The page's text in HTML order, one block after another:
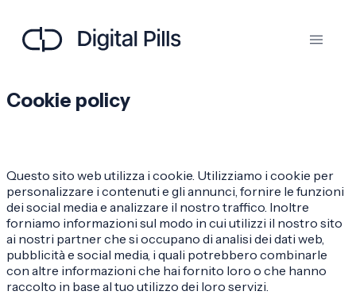
Cookie policy
Questo sito web utilizza i cookie. Utilizziamo i cookie per
personalizzare i contenuti e gli annunci, fornire le funzioni
dei social media e analizzare il nostro traffico. Inoltre
forniamo informazioni sul modo in cui utilizzi il nostro sito
ai nostri partner che si occupano di analisi dei dati web,
pubblicità e social media, i quali potrebbero combinarle
con altre informazioni che hai fornito loro o che hanno
raccolto in base al tuo utilizzo dei loro servizi.